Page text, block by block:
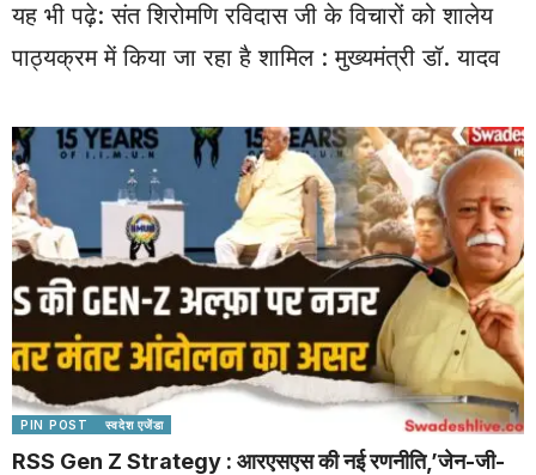
यह भी पढ़े:संत शिरोमणि रविदास जी के विचारों को शालेय
पाठ्यक्रम में किया जा रहा है शामिल : मुख्यमंत्री डॉ. यादव
PIN POST स्वदेश एजेंडा
RSS Gen Z Strategy : आरएसएस की नई रणनीति,’जेन-जी-